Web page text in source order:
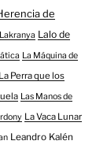
de
Lakranya Lalo de
La Máquina de
La Perra que los
Las Manos de
La Vaca Lunar
Leandro Kalén